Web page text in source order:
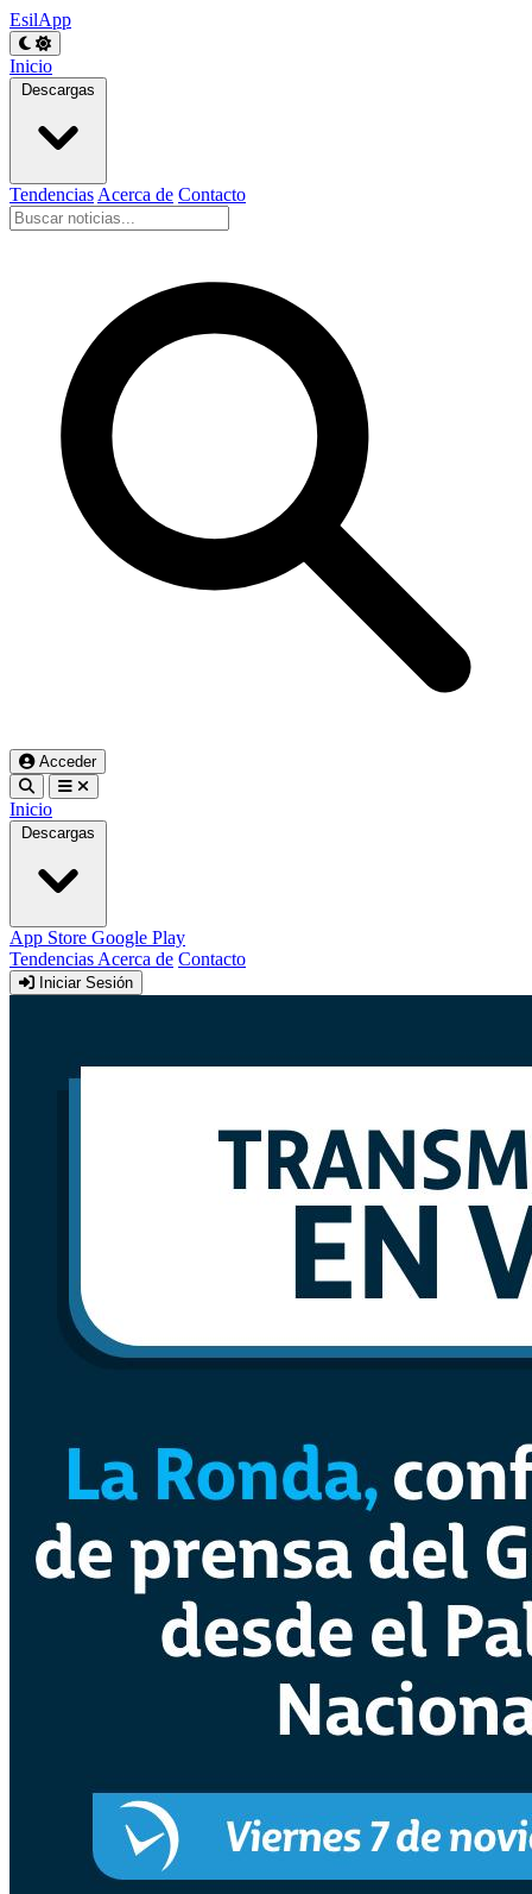
EsilApp
Inicio
Descargas
Tendencias Acerca de Contacto
Acceder
Inicio
Descargas
App Store Google Play
Tendencias Acerca de Contacto
Iniciar Sesión